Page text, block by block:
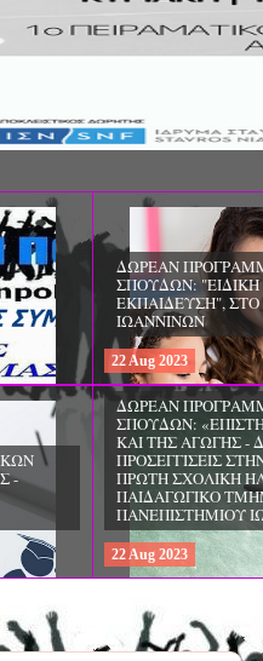
ΔΩΡΕΑΝ
ΣΠΟΥΔΩΝ: "ΕΙΔΙΚΗ
ΕΚΠΑΙΔΕΥΣΗ",
ΙΩΑΝΝΙΝΩΝ
22Aug 2023
-
ΔΩΡΕΑΝ
ΣΠΟΥΔΩΝ:
ΚΑΙ ΤΗΣ ΑΓΩΓΗΣ -
ΠΡΟΣΕΓΓΙΣΕΙΣ
ΠΡΩΤΗ ΣΧΟΛΙΚΗ
ΠΑΙΔΑΓΩΓΙΚΟ
ΠΑΝΕΠΙΣΤΗΜΙΟΥ
22Aug 2023